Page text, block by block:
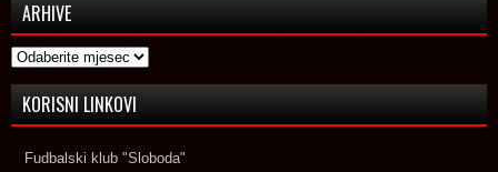
ARHIVE
Arhive
KORISNI LINKOVI
Fudbalski klub "Sloboda"